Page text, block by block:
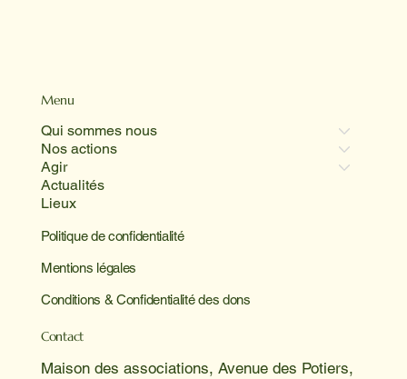
Menu
Qui sommes nous
Nos actions
Agir
Actualités
Lieux
Politique de confidentialité
Mentions légales
Conditions & Confidentialité des dons
Contact
Maison des associations, Avenue des Potiers,